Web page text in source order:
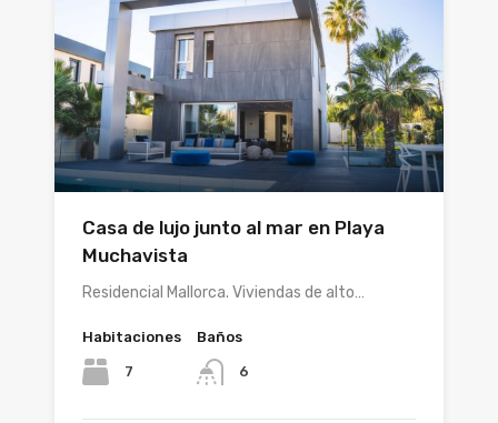
Casa de lujo junto al mar en Playa
Muchavista
Residencial Mallorca. Viviendas de alto…
Habitaciones
7
Baños
6